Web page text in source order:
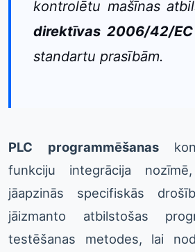
kontrolētu mašīnas
direktīvas 2006/42/EC
standartu prasībām.
PLC programmēšanas
funkciju integrācija
jāapzinās specifiskās
jāizmanto atbilstošas
testēšanas metodes, lai